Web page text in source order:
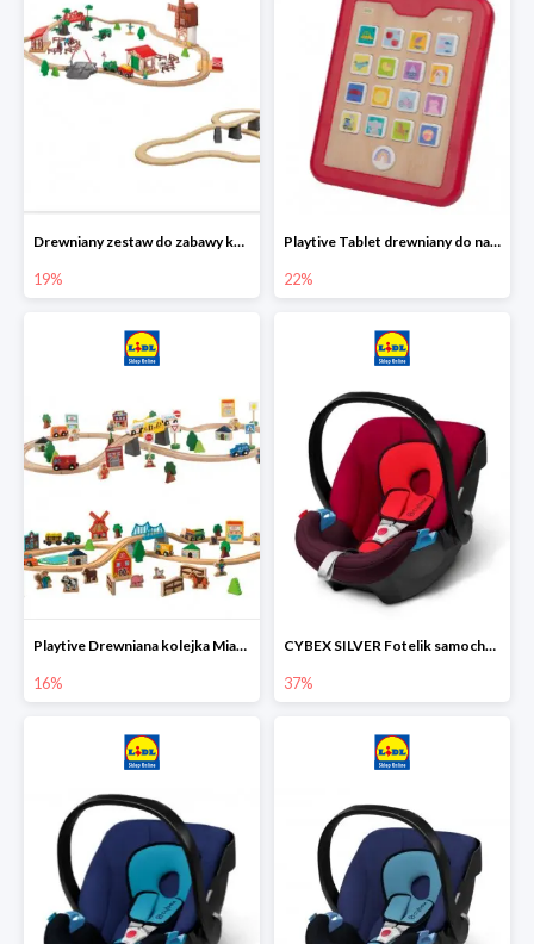
Drewniany zestaw do zabawy kolejką - farma i wiadukt
19%
Playtive Tablet drewniany do nauki, interaktywny
22%
Playtive Drewniana kolejka Miasto lub Farma
16%
CYBEX SILVER Fotelik samochodowy
37%